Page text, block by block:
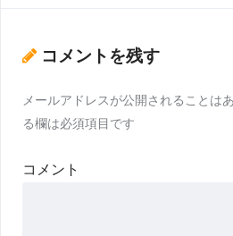
コメントを残す
メールアドレスが公開されることは
る欄は必須項目です
コメント